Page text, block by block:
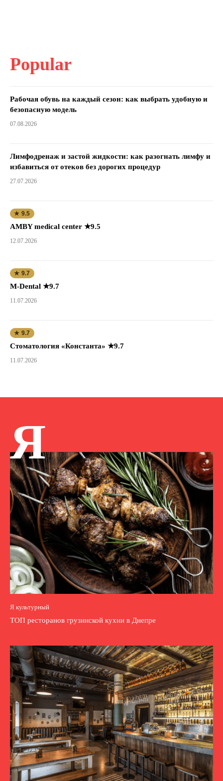
Popular
Рабочая обувь на каждый сезон: как выбрать удобную и
безопасную модель
07.08.2026
Лимфодренаж и застой жидкости: как разогнать лимфу и
избавиться от отеков без дорогих процедур
27.07.2026
★ 9.5
AMBY medical center ★9.5
12.07.2026
★ 9.7
M-Dental ★9.7
11.07.2026
★ 9.7
Стоматология «Константа» ★9.7
11.07.2026
Я
Я культурный
ТОП ресторанов грузинской кухни в Днепре